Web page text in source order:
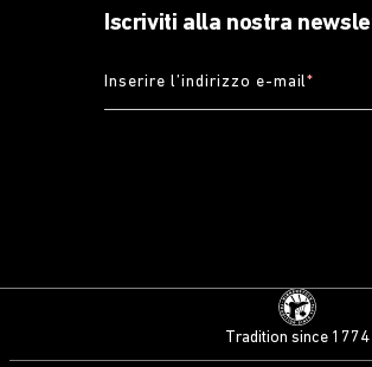
Iscriviti alla nostra
Inserire l’indirizzo e-mail*
Tradition since 1774